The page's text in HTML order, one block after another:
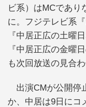
ビ系）はMCであり
に。フジテレビ系
『中居正広の土曜
『中居正広の金曜
も次回放送の見合
出演CMが公開停
か、中居は9日にコ